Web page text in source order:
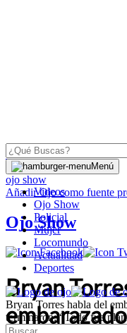
Menú
Videos
Ojo Show
Policial
Mujer
Locomundo
Actualidad
Deportes
Bryan Torres habla del
terminaron: “Todo fue
OJO
ojo show
AñadirOjocomo fuente
Ojo Show
Bryan